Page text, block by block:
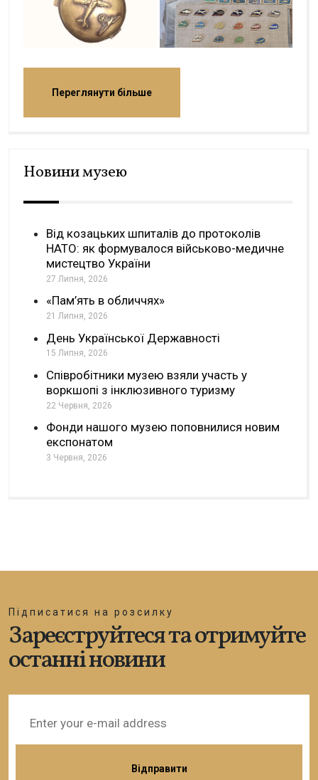
Переглянути більше
Новини музею
Від козацьких шпиталів до протоколів
НАТО: як формувалося військово-медичне
мистецтво України
27 Липня, 2026
«Пам’ять в обличчях»
21 Липня, 2026
День Української Державності
15 Липня, 2026
Співробітники музею взяли участь у
воркшопі з інклюзивного туризму
22 Червня, 2026
Фонди нашого музею поповнилися новим
експонатом
3 Червня, 2026
Підписатися на розсилку
Зареєструйтеся та отримуйте
останні новини